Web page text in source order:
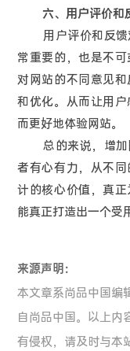
六、用户评价和
用户评价和反馈
常重要的，也是不
对网站的不同意见
和优化。从而让用
而更好地体验网站。
总的来说，增加
者有心有力，从不
计的核心价值，真
能真正打造出一个受
来源声明：
本文章系尚品中国编
自尚品中国。以上内
有侵权，请及时与本